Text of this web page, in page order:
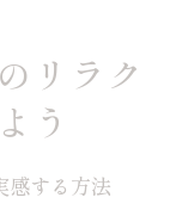
リラク
う
感する方法